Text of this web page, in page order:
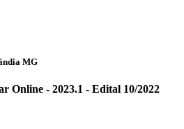
MG
Online - 2023.1 - Edital 10/2022